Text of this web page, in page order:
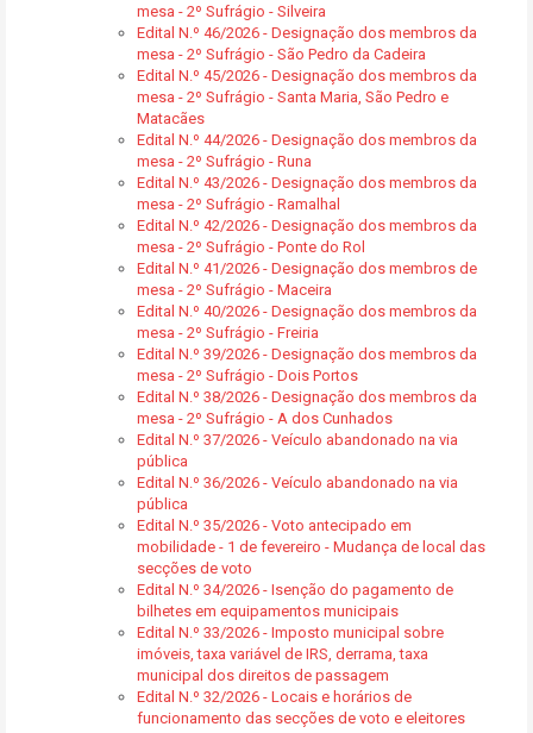
mesa - 2º Sufrágio - Silveira
Edital N.º 46/2026 - Designação dos membros da
mesa - 2º Sufrágio - São Pedro da Cadeira
Edital N.º 45/2026 - Designação dos membros da
mesa - 2º Sufrágio - Santa Maria, São Pedro e
Matacães
Edital N.º 44/2026 - Designação dos membros da
mesa - 2º Sufrágio - Runa
Edital N.º 43/2026 - Designação dos membros da
mesa - 2º Sufrágio - Ramalhal
Edital N.º 42/2026 - Designação dos membros da
mesa - 2º Sufrágio - Ponte do Rol
Edital N.º 41/2026 - Designação dos membros de
mesa - 2º Sufrágio - Maceira
Edital N.º 40/2026 - Designação dos membros da
mesa - 2º Sufrágio - Freiria
Edital N.º 39/2026 - Designação dos membros da
mesa - 2º Sufrágio - Dois Portos
Edital N.º 38/2026 - Designação dos membros da
mesa - 2º Sufrágio - A dos Cunhados
Edital N.º 37/2026 - Veículo abandonado na via
pública
Edital N.º 36/2026 - Veículo abandonado na via
pública
Edital N.º 35/2026 - Voto antecipado em
mobilidade - 1 de fevereiro - Mudança de local das
secções de voto
Edital N.º 34/2026 - Isenção do pagamento de
bilhetes em equipamentos municipais
Edital N.º 33/2026 - Imposto municipal sobre
imóveis, taxa variável de IRS, derrama, taxa
municipal dos direitos de passagem
Edital N.º 32/2026 - Locais e horários de
funcionamento das secções de voto e eleitores